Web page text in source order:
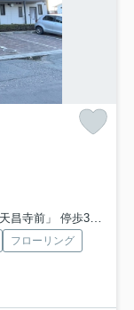
寺前」 停歩3分
フローリング